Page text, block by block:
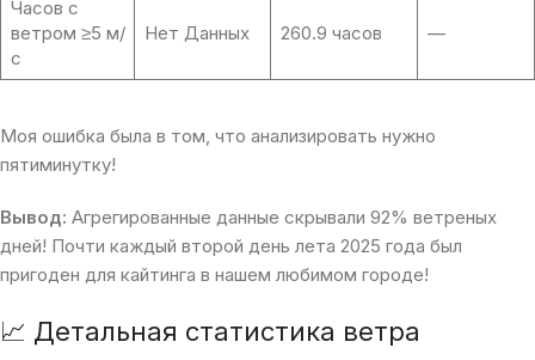
Часов с
ветром ≥5 м/
с
Нет Данных 260.9 часов —
Моя ошибка была в том, что анализировать нужно
пятиминутку!
Вывод: Агрегированные данные скрывали 92% ветреных
дней! Почти каждый второй день лета 2025 года был
пригоден для кайтинга в нашем любимом городе!
📈 Детальная статистика ветра